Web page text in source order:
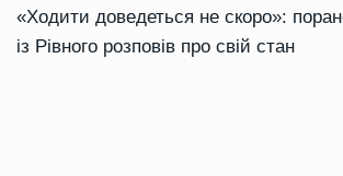
«Ходити доведеться не скоро»:
із Рівного розповів про свій стан